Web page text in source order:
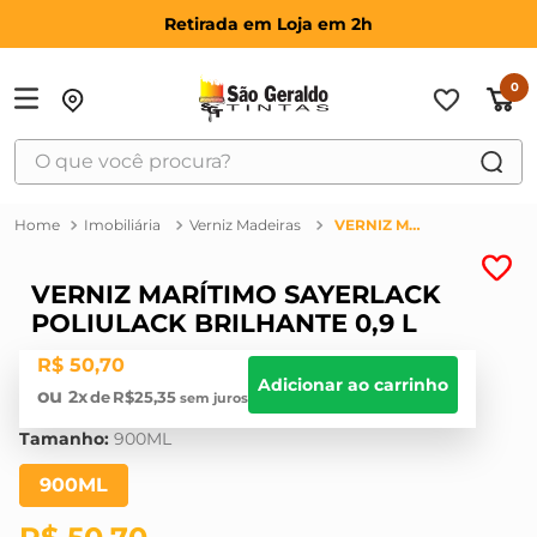
Retirada em Loja em 2h
0
O que você procura?
Imobiliária Verniz Madeiras VERNIZ MARÍTIMO SAYERLACK POLIULACK BRILHANTE 0,9 L
VERNIZ MARÍTIMO SAYERLACK
POLIULACK BRILHANTE 0,9 L
R$ 50,70
2 R$25,35
Adicionar ao carrinho
Tamanho: 900ML
900ML
2º
bosch
3º
haus
4º
tinta
7º
massa acrilica